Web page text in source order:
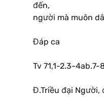
đến,
người mà muôn
Đáp ca
Tv 71,1-2.3-4ab.7-
Đ.Triều đại Người,